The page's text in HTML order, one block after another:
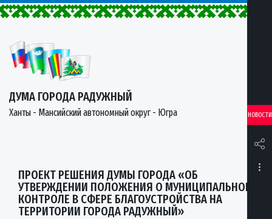
ДУМА ГОРОДА РАДУЖНЫЙ
Ханты - Мансийский автономный округ - Югра НОВОСТИ
ПРОЕКТ РЕШЕНИЯ ДУМЫ ГОРОДА «ОБ
УТВЕРЖДЕНИИ ПОЛОЖЕНИЯ О МУНИЦИПАЛЬНОМ
КОНТРОЛЕ В СФЕРЕ БЛАГОУСТРОЙСТВА НА
ТЕРРИТОРИИ ГОРОДА РАДУЖНЫЙ»